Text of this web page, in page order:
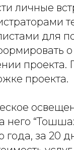
личные
для
проекта.
проекта.
него
года, за 20